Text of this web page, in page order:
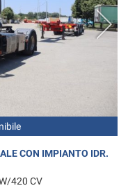
CON IMPIANTO IDR.
420 CV